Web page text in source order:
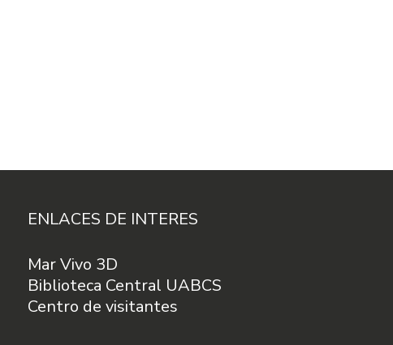
ENLACES DE INTERES
Mar Vivo 3D
Biblioteca Central UABCS
Centro de visitantes